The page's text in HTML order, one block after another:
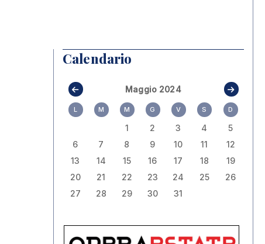
Calendario
Maggio 2024
L M M G V S D
1 2 3 4
5
6
7 8 9 10 11
12
13
14 15 16 17 18
19
20
21 22 23 24 25
26
27
28 29 30 31